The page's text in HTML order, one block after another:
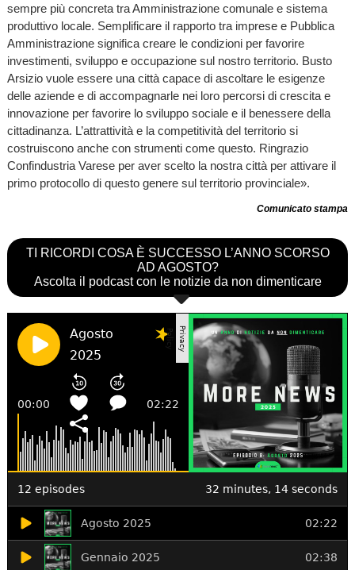
sempre più concreta tra Amministrazione comunale e sistema
produttivo locale. Semplificare il rapporto tra imprese e Pubblica
Amministrazione significa creare le condizioni per favorire
investimenti, sviluppo e occupazione sul nostro territorio. Busto
Arsizio vuole essere una città capace di ascoltare le esigenze
delle aziende e di accompagnarle nei loro percorsi di crescita e
innovazione per favorire lo sviluppo sociale e il benessere della
cittadinanza. L’attrattività e la competitività del territorio si
costruiscono anche con strumenti come questo. Ringrazio
Confindustria Varese per aver scelto la nostra città per attivare il
primo protocollo di questo genere sul territorio provinciale».
Comunicato stampa
TI RICORDI COSA È SUCCESSO L’ANNO SCORSO
AD AGOSTO?
Ascolta il podcast con le notizie da non dimenticare